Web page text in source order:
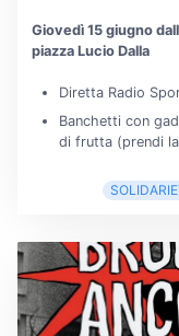
Giovedì 15 giugno
piazza Lucio Dalla
Diretta Radio
Banchetti con
di frutta (prendi